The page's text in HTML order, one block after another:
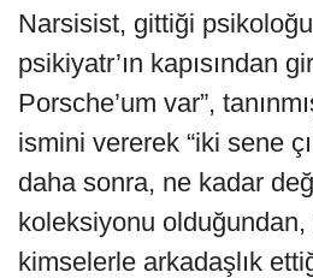
Narsisist, gittiği
psikiyatr’ın kapısından
Porsche’um var”,
ismini vererek “iki sene
daha sonra, ne kadar
koleksiyonu olduğundan,
kimselerle arkadaşlık